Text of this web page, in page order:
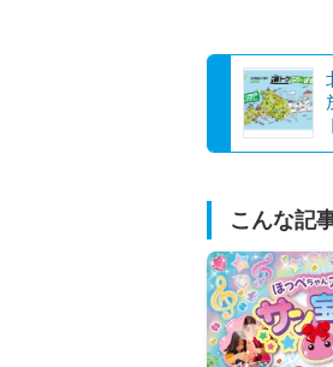
こんな記